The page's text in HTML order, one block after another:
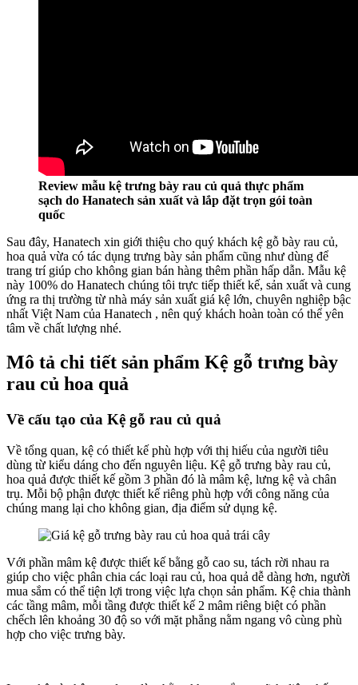
Review mẫu kệ trưng bày rau củ quả thực phẩm
sạch do Hanatech sản xuất và lắp đặt trọn gói toàn
quốc
Sau đây, Hanatech xin giới thiệu cho quý khách kệ gỗ bày rau củ,
hoa quả vừa có tác dụng trưng bày sản phẩm cũng như dùng để
trang trí giúp cho không gian bán hàng thêm phần hấp dẫn. Mẫu kệ
này 100% do Hanatech chúng tôi trực tiếp thiết kế, sản xuất và cung
ứng ra thị trường từ nhà máy sản xuất giá kệ lớn, chuyên nghiệp bậc
nhất Việt Nam của Hanatech , nên quý khách hoàn toàn có thể yên
tâm về chất lượng nhé.
Mô tả chi tiết sản phẩm Kệ gỗ trưng bày
rau củ hoa quả
Về cấu tạo của Kệ gỗ rau củ quả
Về tổng quan, kệ có thiết kế phù hợp với thị hiếu của người tiêu
dùng từ kiểu dáng cho đến nguyên liệu. Kệ gỗ trưng bày rau củ,
hoa quả được thiết kế gồm 3 phần đó là mâm kệ, lưng kệ và chân
trụ. Mỗi bộ phận được thiết kế riêng phù hợp với công năng của
chúng mang lại cho không gian, địa điểm sử dụng kệ.
Với phần mâm kệ được thiết kế bằng gỗ cao su, tách rời nhau ra
giúp cho việc phân chia các loại rau củ, hoa quả dễ dàng hơn, người
mua sắm có thể tiện lợi trong việc lựa chọn sản phẩm. Kệ chia thành
các tầng mâm, mỗi tầng được thiết kế 2 mâm riêng biệt có phần
chếch lên khoảng 30 độ so với mặt phẳng nằm ngang vô cùng phù
hợp cho việc trưng bày.